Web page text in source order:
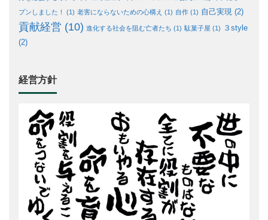
プンしました！
(1) 老害にならないための心構え (1) 自作 (1) 自己実現 (2)
貢献経営 (10) 進化する社会を阻む亡者たち (1) 駄菓子屋 (1)
３style
(2)
経営方針